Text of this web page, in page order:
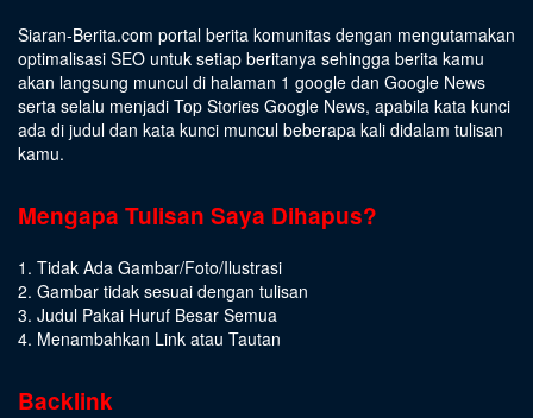
Siaran-Berita.com portal berita komunitas dengan mengutamakan
optimalisasi SEO untuk setiap beritanya sehingga berita kamu
akan langsung muncul di halaman 1 google dan Google News
serta selalu menjadi Top Stories Google News, apabila kata kunci
ada di judul dan kata kunci muncul beberapa kali didalam tulisan
kamu.
Mengapa Tulisan Saya Dihapus?
1. Tidak Ada Gambar/Foto/Ilustrasi
2. Gambar tidak sesuai dengan tulisan
3. Judul Pakai Huruf Besar Semua
4. Menambahkan Link atau Tautan
Backlink